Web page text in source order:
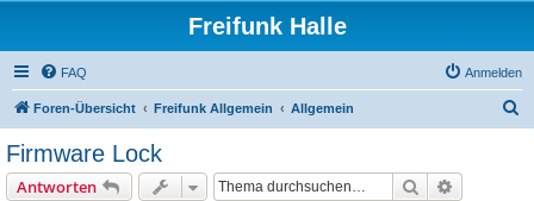
Freifunk Halle
FAQ Anmelden
Foren-Übersicht Freifunk Allgemein Allgemein
Firmware Lock
Antworten Suche